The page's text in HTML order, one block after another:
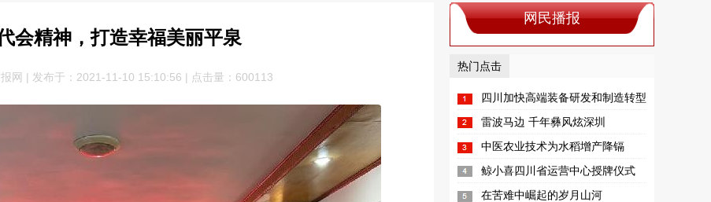
网民播报
热门点击
四川加快高端装备研发和制造转型
升级步伐雷波马边 千年彝风炫深圳
中医农业技术为水稻增产降镉
鲸小喜四川省运营中心授牌仪式
暨“互联网+新零售高峰论坛”在成...
在苦难中崛起的岁月山河
会精神，打造幸福美丽平泉
网 | 发布于：2021-11-10 15:10:56 | 点击量：600113